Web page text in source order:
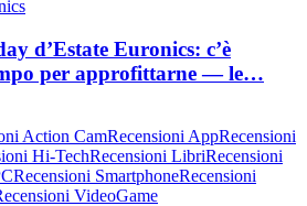
d’Estate Euronics: c’è
per approfittarne — le…
Action CamRecensioni AppRecensioni
Hi-TechRecensioni LibriRecensioni
Recensioni SmartphoneRecensioni
VideoGame